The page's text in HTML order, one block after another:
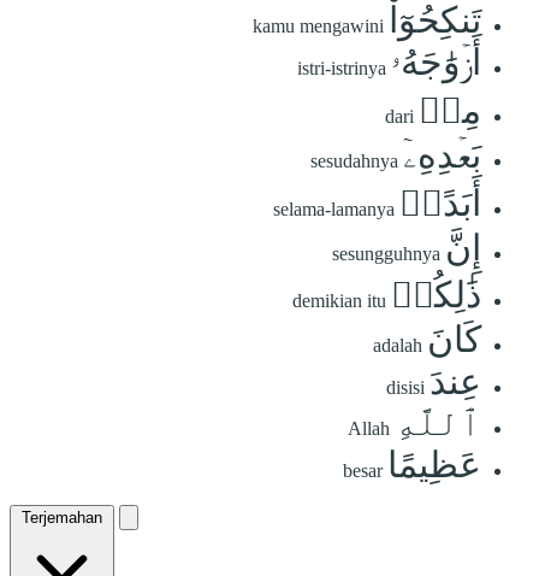
تَنكِحُوٓاْ kamu mengawini
أَزۡوَٰجَهُۥ istri-istrinya
مِنۢ dari
بَعۡدِهِۦٓ sesudahnya
أَبَدًاۚ selama-lamanya
إِنَّ sesungguhnya
ذَٰلِكُمۡ demikian itu
كَانَ adalah
عِندَ disisi
ٱللَّهِ Allah
عَظِيمًا besar
Terjemahan